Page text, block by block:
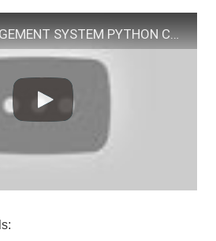
EMPLOYEE MANAGEMENT SYSTEM PYTHON CUSTOMTKINTER GUI PROJECT WITH SQLITE DATABASE